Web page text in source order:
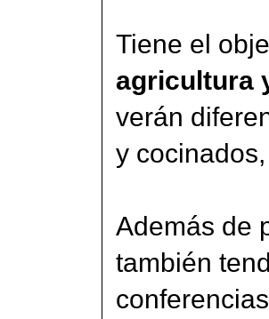
Tiene el
agricultura
verán
y
Además de
también